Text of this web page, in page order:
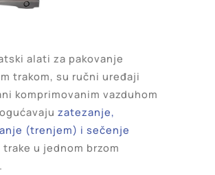
alati za pakovanje
trakom, su ručni uređaji
komprimovanim vazduhom
zatezanje,
(trenjem) i sečenje
u jednom brzom